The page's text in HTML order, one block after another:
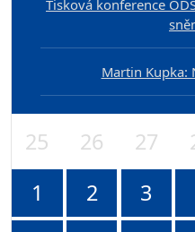
Tisková konference
Martin Kupka:
25 26 27
1
2 3